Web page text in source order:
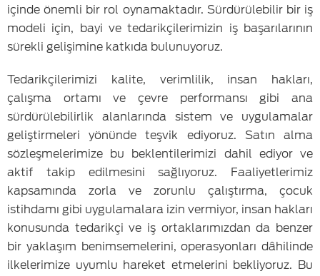
içinde önemli bir rol oynamaktadır. Sürdürülebilir bir iş
modeli için, bayi ve tedarikçilerimizin iş başarılarının
sürekli gelişimine katkıda bulunuyoruz.
Tedarikçilerimizi kalite, verimlilik, insan hakları,
çalışma ortamı ve çevre performansı gibi ana
sürdürülebilirlik alanlarında sistem ve uygulamalar
geliştirmeleri yönünde teşvik ediyoruz. Satın alma
sözleşmelerimize bu beklentilerimizi dahil ediyor ve
aktif takip edilmesini sağlıyoruz. Faaliyetlerimiz
kapsamında zorla ve zorunlu çalıştırma, çocuk
istihdamı gibi uygulamalara izin vermiyor, insan hakları
konusunda tedarikçi ve iş ortaklarımızdan da benzer
bir yaklaşım benimsemelerini, operasyonları dâhilinde
ilkelerimize uyumlu hareket etmelerini bekliyoruz. Bu